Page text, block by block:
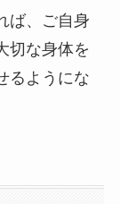
ば、ご自身
切な身体を
るようにな